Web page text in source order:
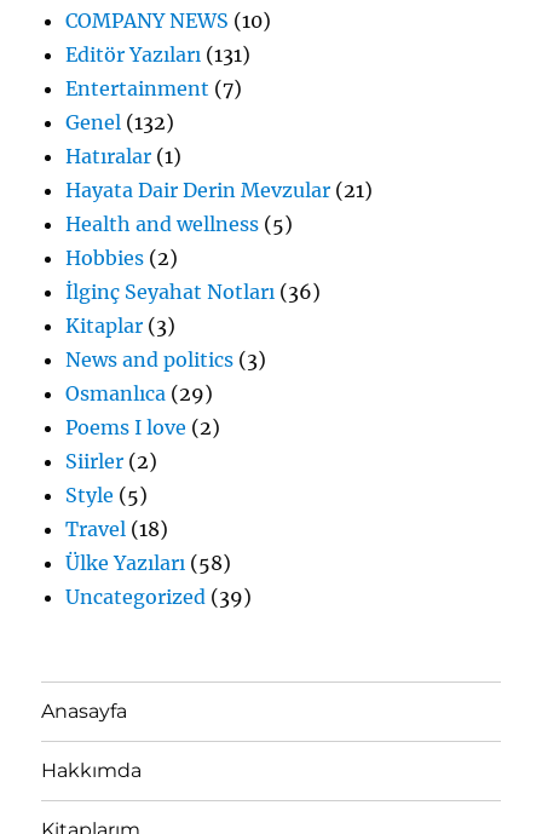
COMPANY NEWS (10)
Editör Yazıları (131)
Entertainment (7)
Genel (132)
Hatıralar (1)
Hayata Dair Derin Mevzular (21)
Health and wellness (5)
Hobbies (2)
İlginç Seyahat Notları (36)
Kitaplar (3)
News and politics (3)
Osmanlıca (29)
Poems I love (2)
Siirler (2)
Style (5)
Travel (18)
Ülke Yazıları (58)
Uncategorized (39)
Anasayfa
Hakkımda